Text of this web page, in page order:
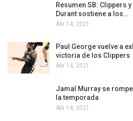
Resumen SB: Clippers
Durant sostiene a los…
Abr 14, 2021
Paul George vuelve a
victoria de los Clippers
Abr 14, 2021
Jamal Murray se
la temporada
Abr 14, 2021